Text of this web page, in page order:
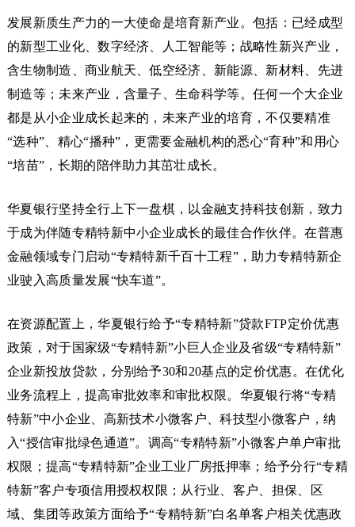
发展新质生产力的一大使命是培育新产业。包括：已经成型
的新型工业化、数字经济、人工智能等；战略性新兴产业，
含生物制造、商业航天、低空经济、新能源、新材料、先进
制造等；未来产业，含量子、生命科学等。任何一个大企业
都是从小企业成长起来的，未来产业的培育，不仅要精准
“选种”、精心“播种”，更需要金融机构的悉心“育种”和用心
“培苗”，长期的陪伴助力其茁壮成长。
华夏银行坚持全行上下一盘棋，以金融支持科技创新，致力
于成为伴随专精特新中小企业成长的最佳合作伙伴。在普惠
金融领域专门启动“专精特新千百十工程”，助力专精特新企
业驶入高质量发展“快车道”。
在资源配置上，华夏银行给予“专精特新”贷款FTP定价优惠
政策，对于国家级“专精特新”小巨人企业及省级“专精特新”
企业新投放贷款，分别给予30和20基点的定价优惠。在优化
业务流程上，提高审批效率和审批权限。华夏银行将“专精
特新”中小企业、高新技术小微客户、科技型小微客户，纳
入“授信审批绿色通道”。调高“专精特新”小微客户单户审批
权限；提高“专精特新”企业工业厂房抵押率；给予分行“专精
特新”客户专项信用授权权限；从行业、客户、担保、区
域、集团等政策方面给予“专精特新”白名单客户相关优惠政